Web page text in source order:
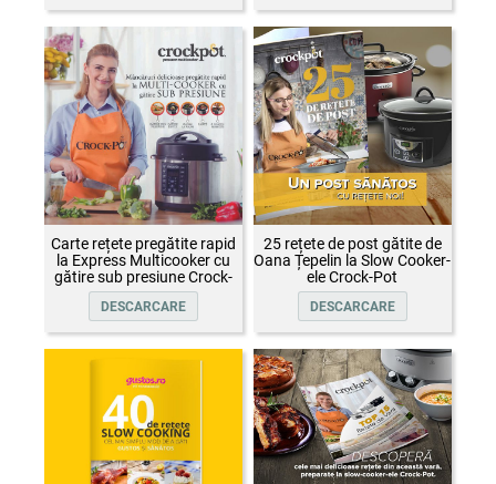
Carte rețete pregătite rapid
la Express Multicooker cu
gătire sub presiune Crock-
Pot
DESCARCARE
25 rețete de post gătite de
Oana Țepelin la Slow Cooker-
ele Crock-Pot
DESCARCARE